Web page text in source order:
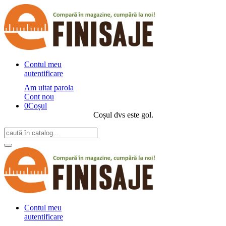
Contul meu
autentificare
Am uitat parola
Cont nou
0Coșul
Coșul dvs este gol.
Contul meu
autentificare